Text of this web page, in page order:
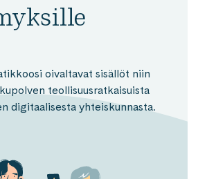
oivaltavat sisällöt niin
teollisuusratkaisuista
digitaalisesta yhteiskunnasta.